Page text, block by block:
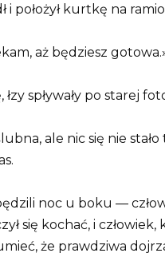
i położył kurtkę na
aż będziesz
łzy spływały po starej
ale nic się nie stało
noc u boku —
się kochać, i człowiek,
że prawdziwa